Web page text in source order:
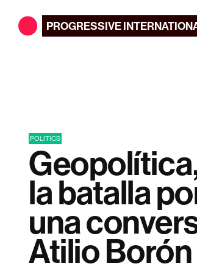
PROGRESSIVE
POLITICS
la batalla
una
Atilio Borón